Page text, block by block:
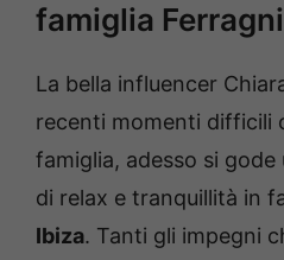
famiglia Ferragni
La bella influencer
recenti momenti difficili
famiglia, adesso si
di relax e tranquillità in
Ibiza. Tanti gli impegni